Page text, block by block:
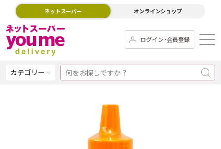
ネットスーパー オンラインショップ
ログイン･会員登録
カテゴリー